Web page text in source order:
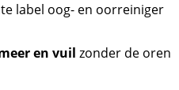
label oog- en oorreiniger
en vuil zonder de oren